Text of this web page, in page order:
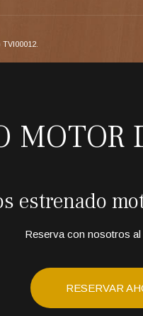
MOTOR
estrenado
Reserva con nosotros
RESERVAR